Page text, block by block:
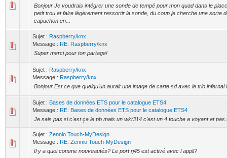
Bonjour Je voudrais intégrer une sonde de tempé pour mon quad dans le
petit trou et faire légèrement ressortir la sonde, du coup je cherche une sorte
capuchon en...
Sujet : Raspberry/knx
Message : RE: Raspberry/knx
Super merci pour ton partage!
Sujet : Raspberry/knx
Message : Raspberry/knx
Bonjour Est ce que quelqu'un aurait une image de carte sd avec le trio infernal
Sujet : Bases de données ETS pour le catalogue ETS4
Message : RE: Bases de données ETS pour le catalogue ETS4
Je sais pas si c'est ça le pb mais un wkt314 c'est un 4 touche a voyant et pas
Sujet : Zennio Touch-MyDesign
Message : RE: Zennio Touch-MyDesign
Il y a quoi comme nouveautés? Le port rj45 est activé avec l appli?